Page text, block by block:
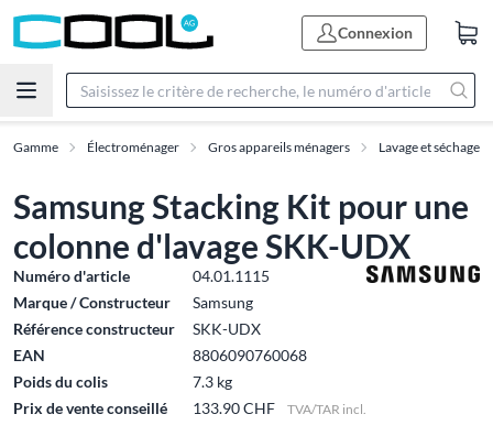
Connexion
Gamme Électroménager Gros appareils ménagers Lavage et séchage
Samsung Stacking Kit pour une
colonne d'lavage SKK-UDX
Numéro d'article
04.01.1115
Marque / Constructeur
Samsung
Référence constructeur
SKK-UDX
EAN
8806090760068
Poids du colis
7.3 kg
Prix de vente conseillé
133.90 CHF TVA/TAR incl.